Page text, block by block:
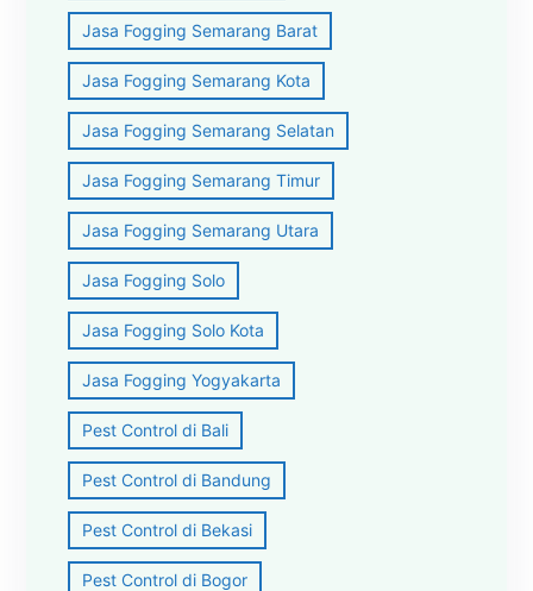
Jasa Fogging Semarang Barat
Jasa Fogging Semarang Kota
Jasa Fogging Semarang Selatan
Jasa Fogging Semarang Timur
Jasa Fogging Semarang Utara
Jasa Fogging Solo
Jasa Fogging Solo Kota
Jasa Fogging Yogyakarta
Pest Control di Bali
Pest Control di Bandung
Pest Control di Bekasi
Pest Control di Bogor